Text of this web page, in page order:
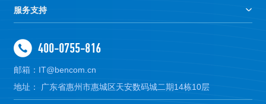
服务支持
400-0755-816
邮箱：IT@bencom.cn
地址： 广东省惠州市惠城区天安数码城二期14栋10层